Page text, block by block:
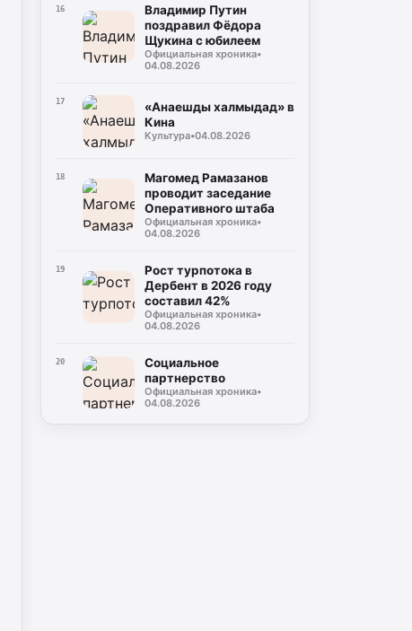
16
Владимир Путин
поздравил Фёдора
Щукина с юбилеем
Официальная хроника•
04.08.2026
17
«Анаешды халмыдад» в
Кина
Культура•04.08.2026
18
Магомед Рамазанов
проводит заседание
Оперативного штаба
Официальная хроника•
04.08.2026
19
Рост турпотока в
Дербент в 2026 году
составил 42%
Официальная хроника•
04.08.2026
20
Социальное
партнерство
Официальная хроника•
04.08.2026